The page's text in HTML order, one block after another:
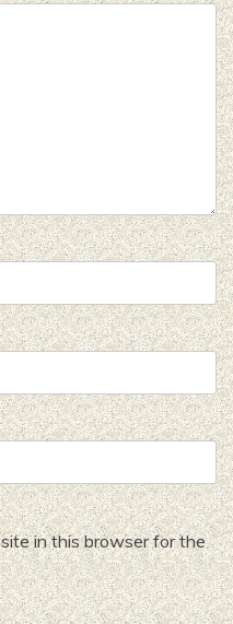
in this browser for the